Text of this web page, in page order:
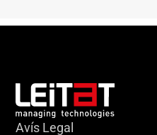
Avís Legal